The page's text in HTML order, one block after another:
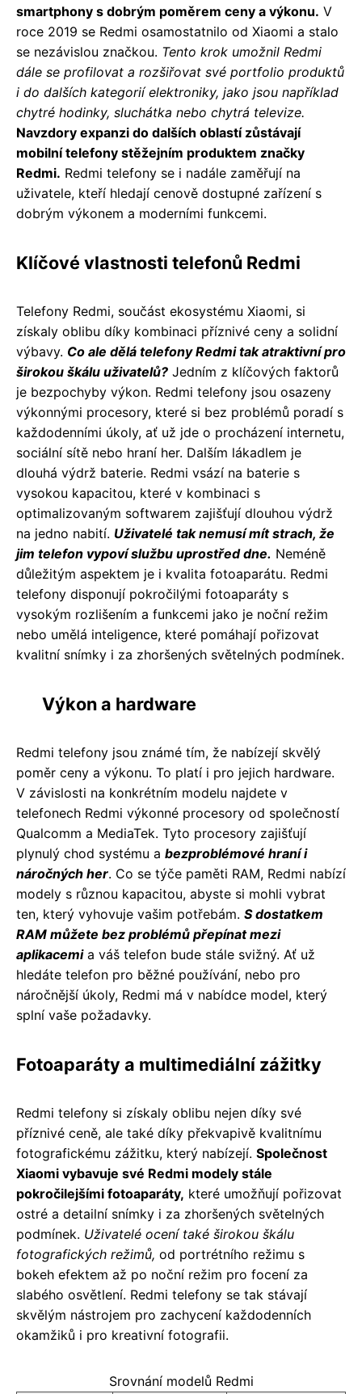
smartphony s dobrým poměrem ceny a výkonu. V
roce 2019 se Redmi osamostatnilo od Xiaomi a stalo
se nezávislou značkou. Tento krok umožnil Redmi
dále se profilovat a rozšiřovat své portfolio produktů
i do dalších kategorií elektroniky, jako jsou například
chytré hodinky, sluchátka nebo chytrá televize.
Navzdory expanzi do dalších oblastí zůstávají
mobilní telefony stěžejním produktem značky
Redmi. Redmi telefony se i nadále zaměřují na
uživatele, kteří hledají cenově dostupné zařízení s
dobrým výkonem a moderními funkcemi.
Klíčové vlastnosti telefonů Redmi
Telefony Redmi, součást ekosystému Xiaomi, si
získaly oblibu díky kombinaci příznivé ceny a solidní
výbavy. Co ale dělá telefony Redmi tak atraktivní pro
širokou škálu uživatelů? Jedním z klíčových faktorů
je bezpochyby výkon. Redmi telefony jsou osazeny
výkonnými procesory, které si bez problémů poradí s
každodenními úkoly, ať už jde o procházení internetu,
sociální sítě nebo hraní her. Dalším lákadlem je
dlouhá výdrž baterie. Redmi vsází na baterie s
vysokou kapacitou, které v kombinaci s
optimalizovaným softwarem zajišťují dlouhou výdrž
na jedno nabití. Uživatelé tak nemusí mít strach, že
jim telefon vypoví službu uprostřed dne. Neméně
důležitým aspektem je i kvalita fotoaparátu. Redmi
telefony disponují pokročilými fotoaparáty s
vysokým rozlišením a funkcemi jako je noční režim
nebo umělá inteligence, které pomáhají pořizovat
kvalitní snímky i za zhoršených světelných podmínek.
Výkon a hardware
Redmi telefony jsou známé tím, že nabízejí skvělý
poměr ceny a výkonu. To platí i pro jejich hardware.
V závislosti na konkrétním modelu najdete v
telefonech Redmi výkonné procesory od společností
Qualcomm a MediaTek. Tyto procesory zajišťují
plynulý chod systému a bezproblémové hraní i
náročných her. Co se týče paměti RAM, Redmi nabízí
modely s různou kapacitou, abyste si mohli vybrat
ten, který vyhovuje vašim potřebám. S dostatkem
RAM můžete bez problémů přepínat mezi
aplikacemia váš telefon bude stále svižný. Ať už
hledáte telefon pro běžné používání, nebo pro
náročnější úkoly, Redmi má v nabídce model, který
splní vaše požadavky.
Fotoaparáty a multimediální zážitky
Redmi telefony si získaly oblibu nejen díky své
příznivé ceně, ale také díky překvapivě kvalitnímu
fotografickému zážitku, který nabízejí. Společnost
Xiaomi vybavuje své Redmi modely stále
pokročilejšími fotoaparáty, které umožňují pořizovat
ostré a detailní snímky i za zhoršených světelných
podmínek. Uživatelé ocení také širokou škálu
fotografických režimů, od portrétního režimu s
bokeh efektem až po noční režim pro focení za
slabého osvětlení. Redmi telefony se tak stávají
skvělým nástrojem pro zachycení každodenních
okamžiků i pro kreativní fotografii.
Srovnání modelů Redmi